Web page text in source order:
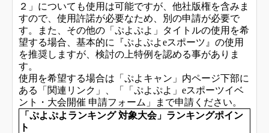
２」についても使用は可能ですが、他社版権を含みま
すので、使用許諾が必要なため、別の申請が必要で
す。また、その他の「ぷよぷよ」タイトルの使用を希
望する場合、基本的に『ぷよぷよeスポーツ』の使用
を推奨しますが、検討の上特例を認める事がありま
す。
使用を希望する場合は「ぷよキャン」内ページ下部に
ある「関連リンク」、「「ぷよぷよ」eスポーツイベ
ント・大会開催 申請フォーム」まで申請ください。
「ぷよぷよランキング 対象大会」ランキングポイン
ト